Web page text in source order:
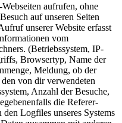
aufrufen, ohne
auf unseren Seiten
unserer Website erfasst
vom
(Betriebssystem, IP-
Browsertyp, Name der
Meldung, ob der
von dir verwendeten
Anzahl der Besuche,
die Referer-
Logfiles unseres Systems